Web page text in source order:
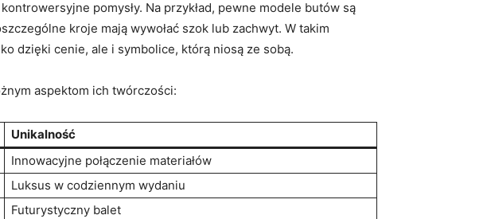
pomysły. Na przykład, pewne modele butów są
kroje mają wywołać szok lub zachwyt. W takim
dzięki cenie, ale i symbolice, którą niosą ze sobą.
aspektom ich twórczości:
Unikalność
Innowacyjne połączenie materiałów
Luksus w codziennym wydaniu
Futurystyczny balet